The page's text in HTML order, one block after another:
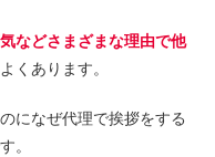
などさまざまな理由で他
くあります。
になぜ代理で挨拶をする
。